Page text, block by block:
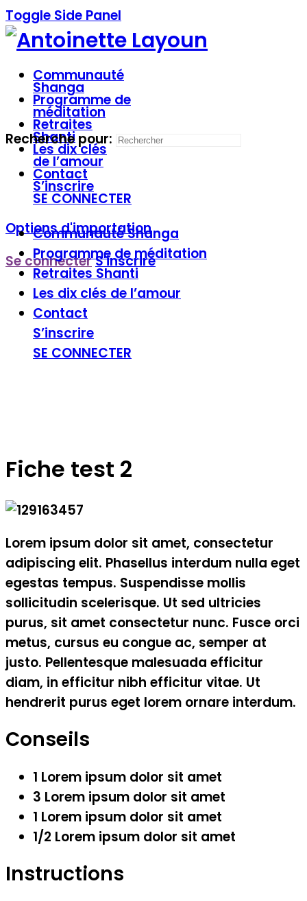
Toggle Side Panel
Communauté
Shanga
Programme de
méditation
Retraites
Shanti
Les dix clés
de l’amour
Contact
S’inscrire
SE CONNECTER
Options d'importation
Se connecterS'inscrire
Recherche pour:
CommunautéShanga
Programme deméditation
Retraites Shanti
Les dix clés de l’amour
Contact
S’inscrire
SE CONNECTER
Fiche test 2
Lorem ipsum dolor sit amet, consectetur
adipiscing elit. Phasellus interdum nulla eget
egestas tempus. Suspendisse mollis
sollicitudin scelerisque. Ut sed ultricies
purus, sit amet consectetur nunc. Fusce orci
metus, cursus eu congue ac, semper at
justo. Pellentesque malesuada efficitur
diam, in efficitur nibh efficitur vitae. Ut
hendrerit purus eget lorem ornare interdum.
Conseils
1 Lorem ipsum dolor sit amet
3 Lorem ipsum dolor sit amet
1 Lorem ipsum dolor sit amet
1/2 Lorem ipsum dolor sit amet
Instructions